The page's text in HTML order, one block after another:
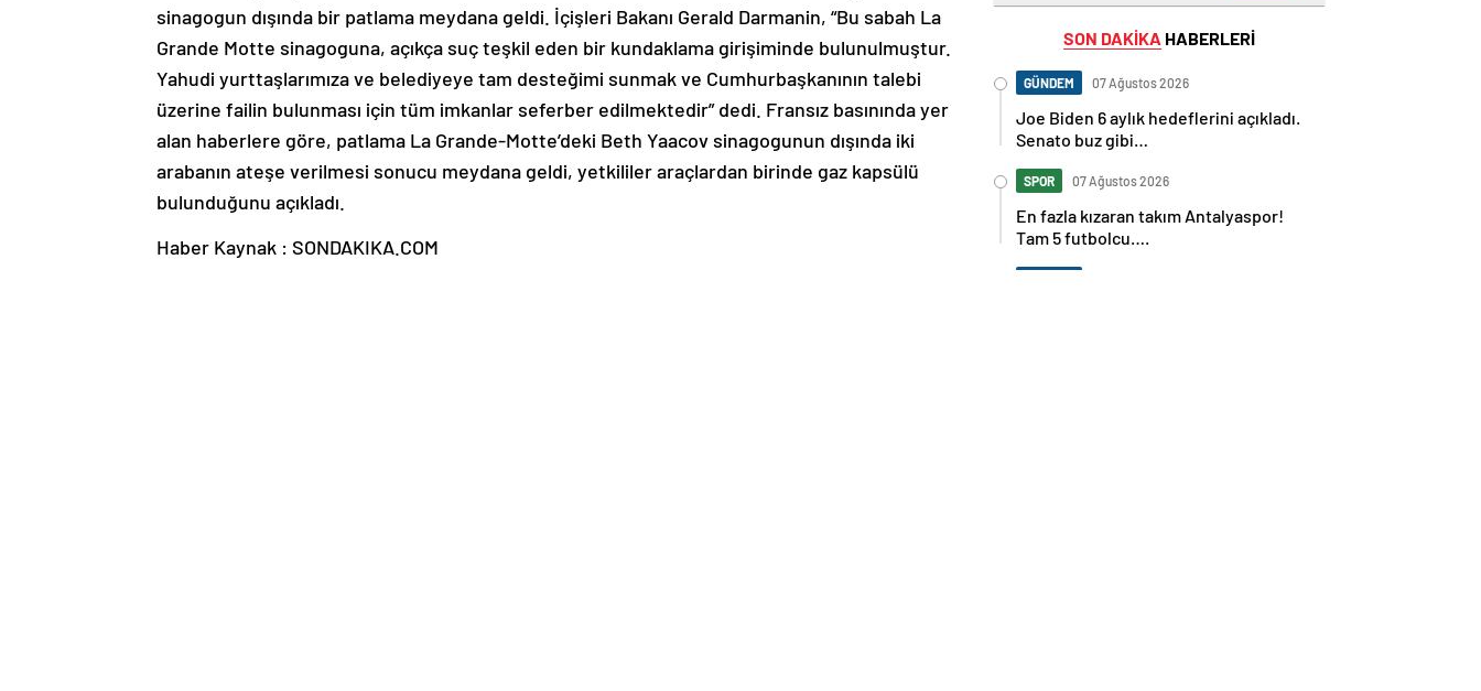
sinagogun dışında bir patlama meydana geldi. İçişleri Bakanı Gerald Darmanin, “Bu sabah La
Grande Motte sinagoguna, açıkça suç teşkil eden bir kundaklama girişiminde bulunulmuştur.
Yahudi yurttaşlarımıza ve belediyeye tam desteğimi sunmak ve Cumhurbaşkanının talebi
üzerine failin bulunması için tüm imkanlar seferber edilmektedir” dedi. Fransız basınında yer
alan haberlere göre, patlama La Grande-Motte’deki Beth Yaacov sinagogunun dışında iki
arabanın ateşe verilmesi sonucu meydana geldi, yetkililer araçlardan birinde gaz kapsülü
bulunduğunu açıkladı.
Haber Kaynak : SONDAKIKA.COM
SON DAKİKA HABERLERİ
GÜNDEM 07 Ağustos 2026
Joe Biden 6 aylık hedeflerini açıkladı.
Senato buz gibi…
SPOR 07 Ağustos 2026
En fazla kızaran takım Antalyaspor!
Tam 5 futbolcu….